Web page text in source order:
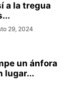
a la tregua
29, 2024
un ánfora
lugar...